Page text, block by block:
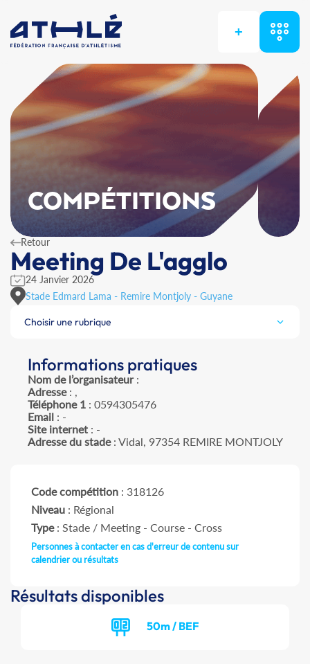
+
COMPÉTITIONS
Retour
Meeting De L'agglo
24 Janvier 2026
Stade Edmard Lama - Remire Montjoly - Guyane
Choisir une rubrique
Informations pratiques
Nom de l’organisateur:
Adresse: ,
Téléphone 1: 0594305476
Email: -
Site internet: -
Adresse du stade: Vidal, 97354 REMIRE MONTJOLY
Code compétition : 318126
Niveau : Régional
Type: Stade / Meeting - Course - Cross
Personnes à contacter en cas d'erreur de contenu sur
calendrier ou résultats
Résultats disponibles
50m / BEF